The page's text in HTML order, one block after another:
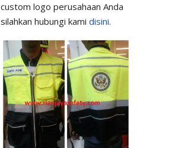
custom logo perusahaan Anda
silahkan hubungi kami disini.